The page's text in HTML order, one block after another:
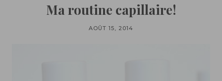
Ma routine capillaire!
AOÛT 15, 2014